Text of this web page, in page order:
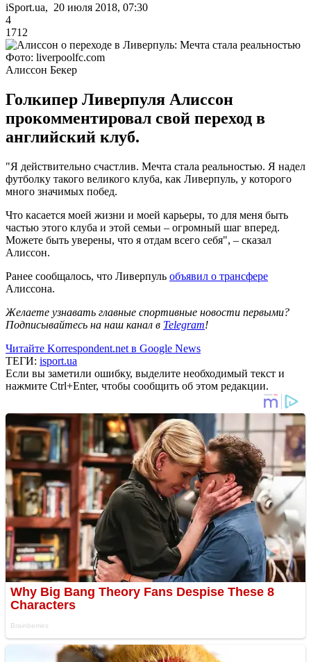
iSport.ua, 20 июля 2018, 07:30
4
1712
Фото: liverpoolfc.com
Алиссон Бекер
Голкипер Ливерпуля Алиссон
прокомментировал свой переход в
английский клуб.
"Я действительно счастлив. Мечта стала реальностью. Я надел
футболку такого великого клуба, как Ливерпуль, у которого
много значимых побед.
Что касается моей жизни и моей карьеры, то для меня быть
частью этого клуба и этой семьи – огромный шаг вперед.
Можете быть уверены, что я отдам всего себя", – сказал
Алиссон.
Ранее сообщалось, что Ливерпуль объявил о трансфере
Алиссона.
Желаете узнавать главные спортивные новости первыми?
Подписывайтесь на наш канал в Telegram!
Читайте Korrespondent.net в Google News
ТЕГИ: isport.ua
Если вы заметили ошибку, выделите необходимый текст и
нажмите Ctrl+Enter, чтобы сообщить об этом редакции.